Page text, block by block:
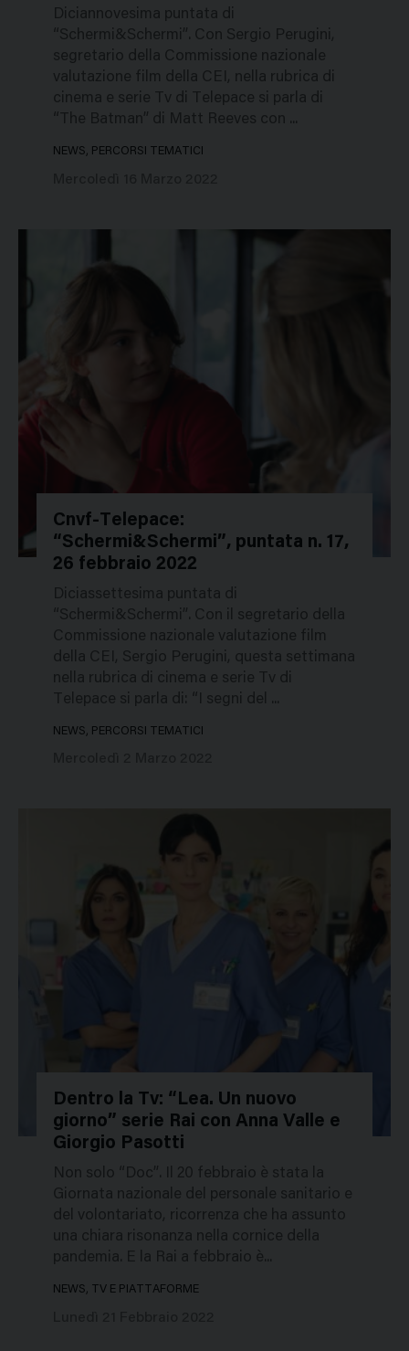
Diciannovesima puntata di
“Schermi&Schermi”. Con Sergio Perugini,
segretario della Commissione nazionale
valutazione film della CEI, nella rubrica di
cinema e serie Tv di Telepace si parla di
“The Batman” di Matt Reeves con ...
NEWS, PERCORSI TEMATICI
49820
Cnvf-Telepace:
“Schermi&Schermi”, puntata n. 17,
26 febbraio 2022
Diciassettesima puntata di
“Schermi&Schermi”. Con il segretario della
Commissione nazionale valutazione film
della CEI, Sergio Perugini, questa settimana
nella rubrica di cinema e serie Tv di
Telepace si parla di: “I segni del ...
NEWS, PERCORSI TEMATICI
49767
Dentro la Tv: “Lea. Un nuovo
giorno” serie Rai con Anna Valle e
Giorgio Pasotti
Non solo “Doc”. Il 20 febbraio è stata la
Giornata nazionale del personale sanitario e
del volontariato, ricorrenza che ha assunto
una chiara risonanza nella cornice della
pandemia. E la Rai a febbraio è...
NEWS, TV E PIATTAFORME